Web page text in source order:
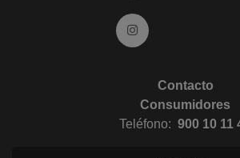
Ir a Instagram
Contacto
Consumidores
Teléfono: 900 10 11